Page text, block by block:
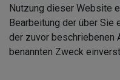
Nutzung dieser Website
Bearbeitung der über Sie
der zuvor beschriebenen
benannten Zweck